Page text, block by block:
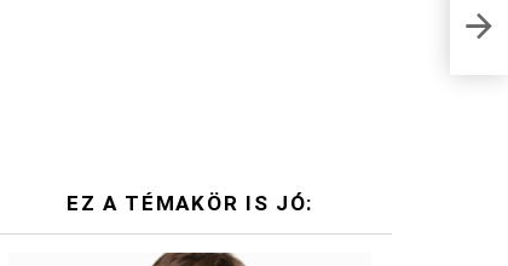
EZ A TÉMAKÖR IS JÓ: